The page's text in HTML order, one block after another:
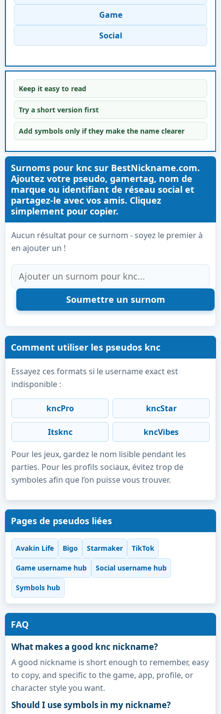
Game
Social
Keep it easy to read
Try a short version first
Add symbols only if they make the name clearer
Surnoms pour knc sur BestNickname.com.
Ajoutez votre pseudo, gamertag, nom de
marque ou identifiant de réseau social et
partagez-le avec vos amis. Cliquez
simplement pour copier.
Aucun résultat pour ce surnom - soyez le premier à
en ajouter un !
Comment utiliser les pseudos knc
Essayez ces formats si le username exact est
indisponible :
kncPro kncStar
Itsknc kncVibes
Pour les jeux, gardez le nom lisible pendant les
parties. Pour les profils sociaux, évitez trop de
symboles afin que l’on puisse vous trouver.
Pages de pseudos liées
Avakin Life Bigo Starmaker TikTok
Game username hub Social username hub
Symbols hub
FAQ
What makes a good knc nickname?
A good nickname is short enough to remember, easy
to copy, and specific to the game, app, profile, or
character style you want.
Should I use symbols in my nickname?